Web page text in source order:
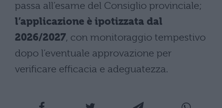
passa all’esame del Consiglio provinciale;
l’applicazione è ipotizzata dal
2026/2027, con monitoraggio tempestivo
dopo l’eventuale approvazione per
verificare efficacia e adeguatezza.